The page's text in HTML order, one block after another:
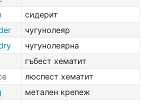
сидерит
чугунолеяр
чугунолеярна
гъбест хематит
люспест хематит
метален крепеж